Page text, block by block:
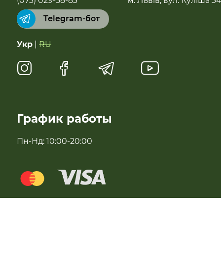
График работы
Пн-Нд: 10:00-20:00
Суперфуды
Чай, растительное молоко, полисол
Натуральные сладости
Для імунітету
Telegram-бот
Укр RU